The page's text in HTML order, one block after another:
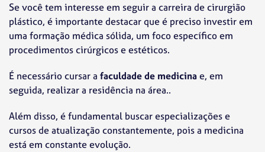
Se você tem interesse em seguir a carreira de cirurgião
plástico, é importante destacar que é preciso investir em
uma formação médica sólida, um foco específico em
procedimentos cirúrgicos e estéticos.
É necessário cursar a faculdade de medicinae, em
seguida, realizar a residência na área..
Além disso, é fundamental buscar especializações e
cursos de atualização constantemente, pois a medicina
está em constante evolução.